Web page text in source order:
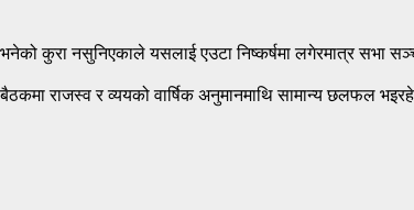
कुरा नसुनिएकाले यसलाई एउटा निष्कर्षमा लगेरमात्र सभा
राजस्व र व्ययको वार्षिक अनुमानमाथि सामान्य छलफल